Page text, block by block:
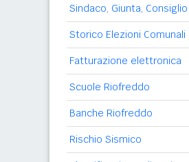
Sindaco, Giunta, Consiglio
Storico Elezioni Comunali
Fatturazione elettronica
Scuole Riofreddo
Banche Riofreddo
Rischio Sismico